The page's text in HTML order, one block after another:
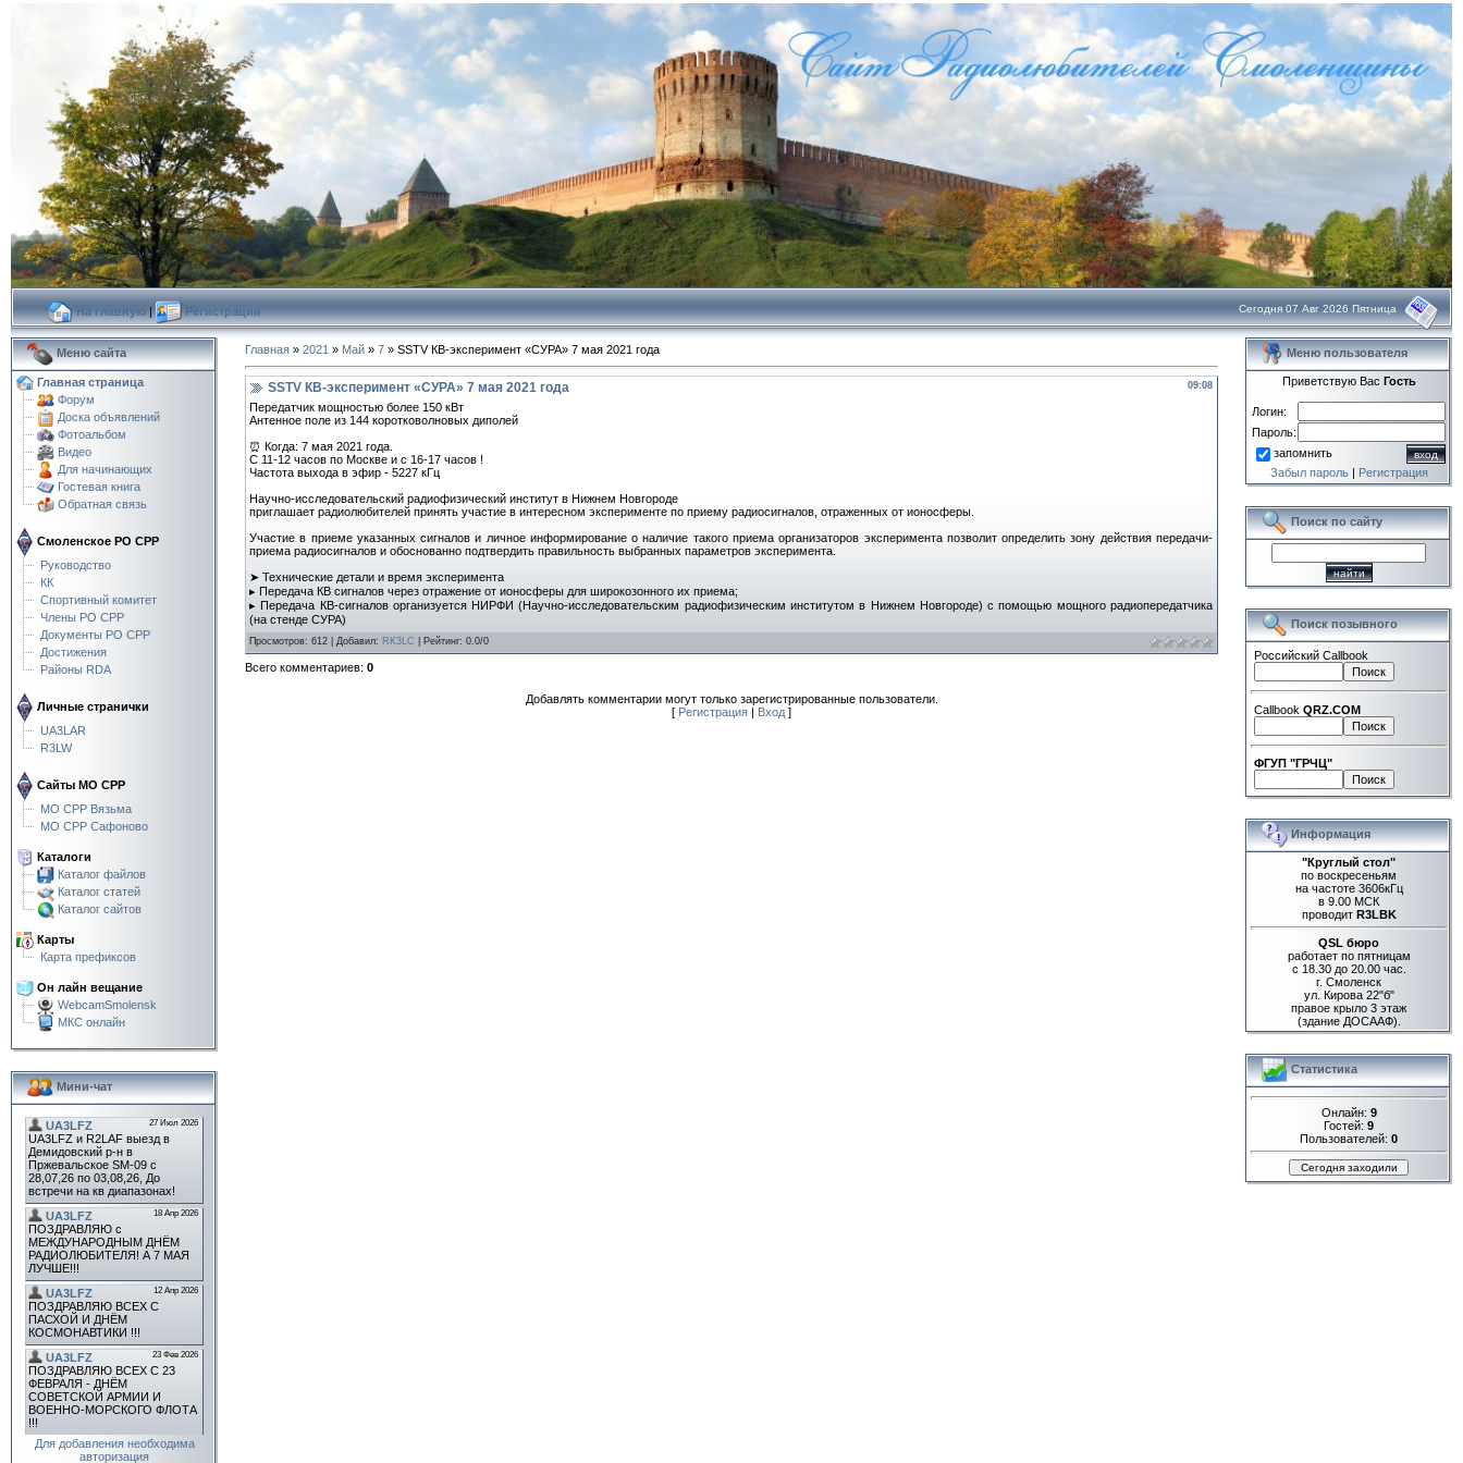
На главную| Регистрация Сегодня 07 Авг 2026 Пятница
Меню сайта
Главная страница
Форум
Доска объявлений
Фотоальбом
Видео
Для начинающих
Гостевая книга
Обратная связь
Смоленское РО СРР
Руководство
КК
Спортивный комитет
Члены РО СРР
Документы РО СРР
Достижения
Районы RDA
Личные странички
UA3LAR
R3LW
Сайты МО СРР
МО СРР Вязьма
МО СРР Сафоново
Каталоги
Каталог файлов
Каталог статей
Каталог сайтов
Карты
Карта префиксов
Он лайн вещание
WebcamSmolensk
МКС онлайн
Мини-чат
Для добавления необходима
авторизация
Главная » 2021 » Май » 7 » SSTV КВ-эксперимент «СУРА» 7 мая 2021 года
09:08
SSTV КВ-эксперимент «СУРА» 7 мая 2021 года
Передатчик мощностью более 150 кВт
Антенное поле из 144 коротковолновых диполей
⏰ Когда: 7 мая 2021 года.
С 11-12 часов по Москве и с 16-17 часов !
Частота выхода в эфир - 5227 кГц
Научно-исследовательский радиофизический институт в Нижнем Новгороде
приглашает радиолюбителей принять участие в интересном эксперименте по приему радиосигналов, отраженных от ионосферы.
Участие в приеме указанных сигналов и личное информирование о наличие такого приема организаторов эксперимента позволит определить зону действия передачи-
приема радиосигналов и обоснованно подтвердить правильность выбранных параметров эксперимента.
➤ Технические детали и время эксперимента
▸ Передача КВ сигналов через отражение от ионосферы для широкозонного их приема;
▸ Передача КВ-сигналов организуется НИРФИ (Научно-исследовательским радиофизическим институтом в Нижнем Новгороде) с помощью мощного радиопередатчика
(на стенде СУРА)
Просмотров: 612 Добавил: RK3LC Рейтинг: 0.0/0
Всего комментариев: 0
Добавлять комментарии могут только зарегистрированные пользователи.
[ Регистрация | Вход ]
Меню пользователя
Приветствую Вас Гость
Логин:
Пароль:
запомнить
Забыл пароль| Регистрация
Поиск по сайту
Поиск позывного
Российский Callbook
Callbook QRZ.COM
ФГУП "ГРЧЦ"
Информация
"Круглый стол"
по воскресеньям
на частоте 3606кГц
в 9.00 МСК
проводит R3LBK
QSL бюро
работает по пятницам
с 18.30 до 20.00 час.
г. Смоленск
ул. Кирова 22"б"
правое крыло 3 этаж
(здание ДОСААФ).
Статистика
Онлайн: 9
Гостей: 9
Пользователей: 0